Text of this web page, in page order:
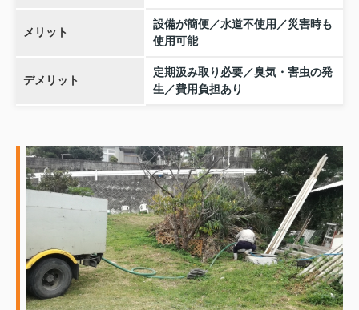
メリット
設備が簡便／水道不使用／災害時も
使用可能
デメリット
定期汲み取り必要／臭気・害虫の発
生／費用負担あり